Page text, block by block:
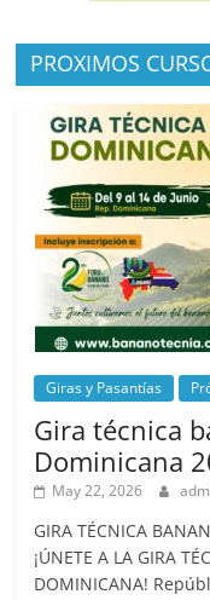
PROXIMOS
Giras y Pasantías
Gira técnica
Dominicana
May 22, 2026
GIRA TÉCNICA
¡ÚNETE A LA GIRA
DOMINICANA!